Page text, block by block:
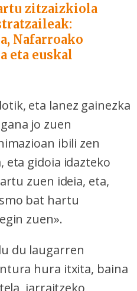
zitzaizkiola
Nafarroako
eta euskal
eta lanez gainezka
jo zuen
ibili zen
eta gidoia idazteko
zuen ideia, eta,
bat hartu
zuen».
du laugarren
hura itxita, baina
jarraitzeko